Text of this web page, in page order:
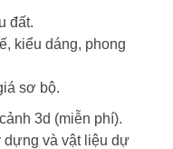
đất.
kiểu dáng, phong
sơ bộ.
3d (miễn phí).
dựng và vật liệu dự